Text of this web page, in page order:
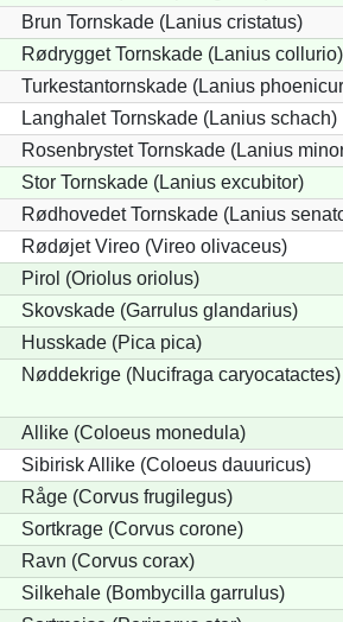
Brun Tornskade (Lanius cristatus)
Rødrygget Tornskade (Lanius collurio)
Turkestantornskade (Lanius
Langhalet Tornskade (Lanius schach)
Rosenbrystet Tornskade (Lanius
Stor Tornskade (Lanius excubitor)
Rødhovedet Tornskade (Lanius
Rødøjet Vireo (Vireo olivaceus)
Pirol (Oriolus oriolus)
Skovskade (Garrulus glandarius)
Husskade (Pica pica)
Nøddekrige (Nucifraga caryocatactes)
Allike (Coloeus monedula)
Sibirisk Allike (Coloeus dauuricus)
Råge (Corvus frugilegus)
Sortkrage (Corvus corone)
Ravn (Corvus corax)
Silkehale (Bombycilla garrulus)